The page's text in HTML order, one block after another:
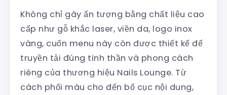
Không chỉ gây ấn tượng bằng chất liệu cao
cấp như gỗ khắc laser, viền da, logo inox
vàng, cuốn menu này còn được thiết kế để
truyền tải đúng tinh thần và phong cách
riêng của thương hiệu Nails Lounge. Từ
cách phối màu cho đến bố cục nội dung,